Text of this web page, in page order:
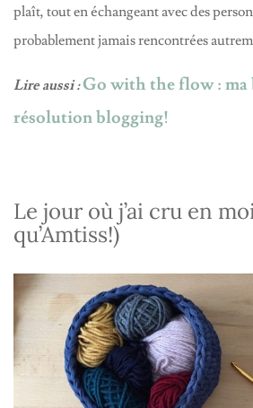
plaît, tout en échangeant avec des
probablement jamais rencontrées
Lire aussi : Go with the flow : ma
résolution blogging!
Le jour où j’ai cru en
qu’Amtiss!)